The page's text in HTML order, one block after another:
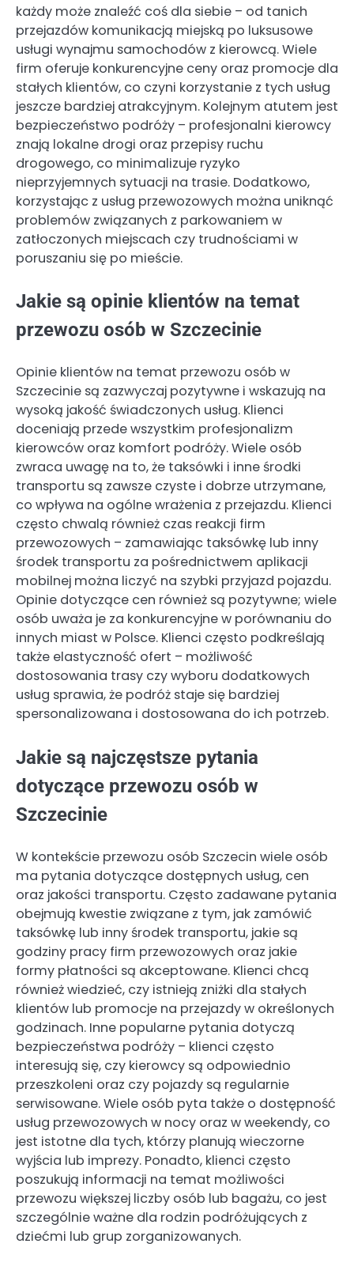
każdy może znaleźć coś dla siebie – od tanich
przejazdów komunikacją miejską po luksusowe
usługi wynajmu samochodów z kierowcą. Wiele
firm oferuje konkurencyjne ceny oraz promocje dla
stałych klientów, co czyni korzystanie z tych usług
jeszcze bardziej atrakcyjnym. Kolejnym atutem jest
bezpieczeństwo podróży – profesjonalni kierowcy
znają lokalne drogi oraz przepisy ruchu
drogowego, co minimalizuje ryzyko
nieprzyjemnych sytuacji na trasie. Dodatkowo,
korzystając z usług przewozowych można uniknąć
problemów związanych z parkowaniem w
zatłoczonych miejscach czy trudnościami w
poruszaniu się po mieście.
Jakie są opinie klientów na temat
przewozu osób w Szczecinie
Opinie klientów na temat przewozu osób w
Szczecinie są zazwyczaj pozytywne i wskazują na
wysoką jakość świadczonych usług. Klienci
doceniają przede wszystkim profesjonalizm
kierowców oraz komfort podróży. Wiele osób
zwraca uwagę na to, że taksówki i inne środki
transportu są zawsze czyste i dobrze utrzymane,
co wpływa na ogólne wrażenia z przejazdu. Klienci
często chwalą również czas reakcji firm
przewozowych – zamawiając taksówkę lub inny
środek transportu za pośrednictwem aplikacji
mobilnej można liczyć na szybki przyjazd pojazdu.
Opinie dotyczące cen również są pozytywne; wiele
osób uważa je za konkurencyjne w porównaniu do
innych miast w Polsce. Klienci często podkreślają
także elastyczność ofert – możliwość
dostosowania trasy czy wyboru dodatkowych
usług sprawia, że podróż staje się bardziej
spersonalizowana i dostosowana do ich potrzeb.
Jakie są najczęstsze pytania
dotyczące przewozu osób w
Szczecinie
W kontekście przewozu osób Szczecin wiele osób
ma pytania dotyczące dostępnych usług, cen
oraz jakości transportu. Często zadawane pytania
obejmują kwestie związane z tym, jak zamówić
taksówkę lub inny środek transportu, jakie są
godziny pracy firm przewozowych oraz jakie
formy płatności są akceptowane. Klienci chcą
również wiedzieć, czy istnieją zniżki dla stałych
klientów lub promocje na przejazdy w określonych
godzinach. Inne popularne pytania dotyczą
bezpieczeństwa podróży – klienci często
interesują się, czy kierowcy są odpowiednio
przeszkoleni oraz czy pojazdy są regularnie
serwisowane. Wiele osób pyta także o dostępność
usług przewozowych w nocy oraz w weekendy, co
jest istotne dla tych, którzy planują wieczorne
wyjścia lub imprezy. Ponadto, klienci często
poszukują informacji na temat możliwości
przewozu większej liczby osób lub bagażu, co jest
szczególnie ważne dla rodzin podróżujących z
dziećmi lub grup zorganizowanych.